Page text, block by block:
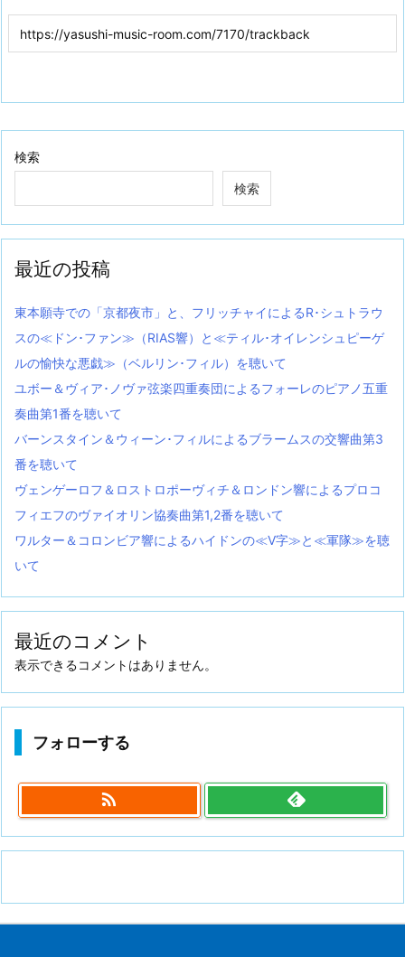
検索
検索
最近の投稿
東本願寺での「京都夜市」と、フリッチャイによるR･シュトラウ
スの≪ドン･ファン≫（RIAS響）と≪ティル･オイレンシュピーゲ
ルの愉快な悪戯≫（ベルリン･フィル）を聴いて
ユボー＆ヴィア･ノヴァ弦楽四重奏団によるフォーレのピアノ五重
奏曲第1番を聴いて
バーンスタイン＆ウィーン･フィルによるブラームスの交響曲第3
番を聴いて
ヴェンゲーロフ＆ロストロポーヴィチ＆ロンドン響によるプロコ
フィエフのヴァイオリン協奏曲第1,2番を聴いて
ワルター＆コロンビア響によるハイドンの≪V字≫と≪軍隊≫を聴
いて
最近のコメント
表示できるコメントはありません。
フォローする
